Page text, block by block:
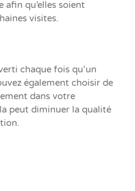
qu’elles soient
visites.
chaque fois qu’un
également choisir de
dans votre
peut diminuer la qualité